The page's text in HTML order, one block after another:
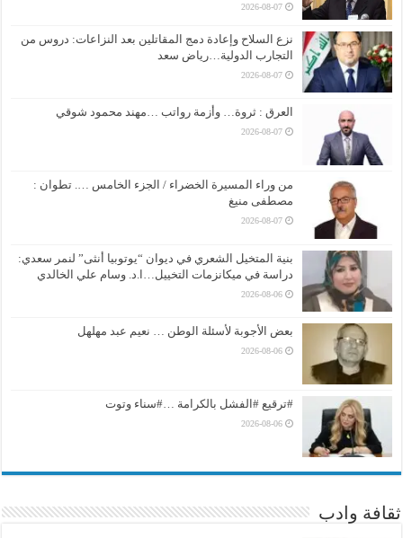
2026-08-07
نزع السلاح وإعادة دمج المقاتلين بعد النزاعات: دروس من
التجارب الدولية…رياض سعد
2026-08-07
العرق : ثروة… وأزمة رواتب …مهند محمود شوقي
2026-08-07
من وراء المسيرة الخضراء / الجزء الخامس …. تطوان :
مصطفى منيغ
2026-08-07
بنية المتخيل الشعري في ديوان “يوتوبيا أنثى” لنمر سعدي:
دراسة في ميكانزمات التخييل…ا.د. وسام علي الخالدي
2026-08-06
بعض الأجوبة لأسئلة الوطن … نعيم عبد مهلهل
2026-08-06
#ترقيع #الفشل بالكرامة …#سناء وتوت
2026-08-06
ثقافة وادب